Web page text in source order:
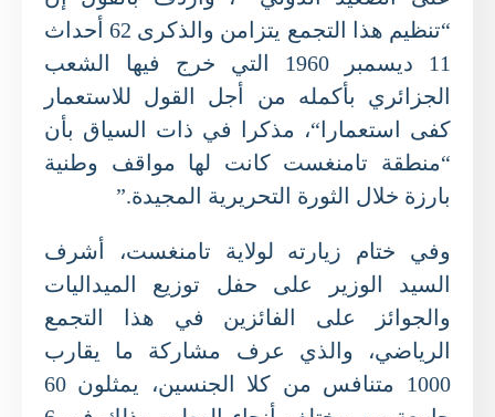
تنظيم هذا التجمع يتزامن والذكرى62 أحداث
11
ديسمبر 1960
التي خرج فيها الشعب
الجزائري بأكمله من أجل القول للاستعمار
كفى استعمارا “، مذكرا في ذات السياق بأن
“منطقة تامنغست كانت لها مواقف وطنية
بارزة خلال الثورة التحريرية المجيدة.”
وفي ختام زيارته لولاية تامنغست، أشرف
السيد الوزير على حفل توزيع الميداليات
والجوائز على الفائزين في هذا التجمع
الرياضي، والذي عرف مشاركة ما يقارب
1000
متنافس من كلا الجنسين، يمثلون 60